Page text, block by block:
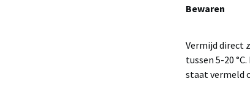
Bewaren
Vermijd direct
tussen 5-20
staat vermeld